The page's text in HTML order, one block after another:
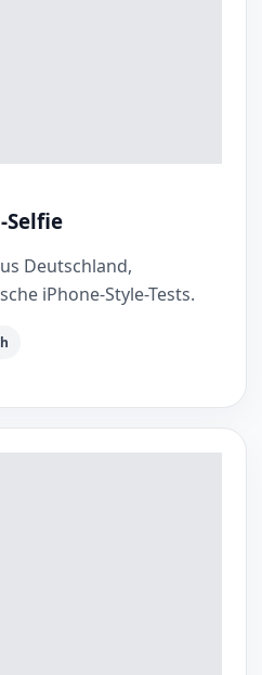
Selfie
Deutschland,
iPhone-Style-Tests.